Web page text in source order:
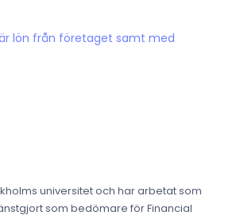
lön från företaget samt med
universitet och har arbetat som
som bedömare för Financial